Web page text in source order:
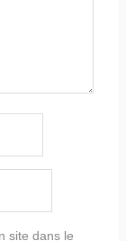
site dans le